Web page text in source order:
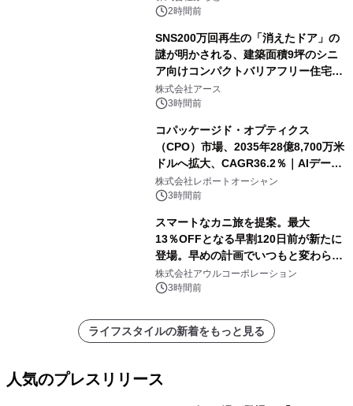
2時間前
SNS200万回再生の「消えたドア」の
謎が明かされる、建築面積9坪のシニ
ア向けコンパクトバリアフリー住宅が
誕生
株式会社アース
3時間前
コパッケージド・オプティクス
（CPO）市場、2035年28億8,700万米
ドルへ拡大、CAGR36.2％｜AIデータ
センター・高速光通信需要が成長を加
速
株式会社レポートオーシャン
3時間前
スマートなカニ旅を提案。最大
13％OFFとなる早割120日前が新たに
登場。早めの計画でいつもと変わらぬ
大人の冬旅を。ー夕日ヶ浦温泉「佳松
苑 別邸ふうか」ー
株式会社アウルコーポレーション
3時間前
ライフスタイルの新着をもっと見る
人気のプレスリリース